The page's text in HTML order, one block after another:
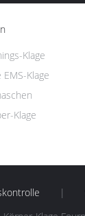
Klage
Klage
Klage
|